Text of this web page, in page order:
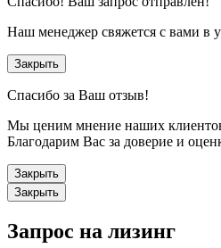
Наш менеджер свяжется с вами в
Закрыть
Спасибо за Ваш отзыв!
Мы ценим мнение наших
Благодарим Вас за доверие и
Закрыть
Закрыть
Запрос на лизинг